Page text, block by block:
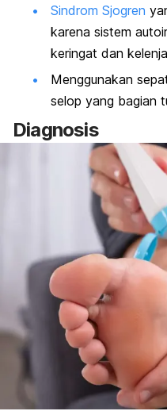
Sindrom Sjogren
karena sistem
keringat dan
Menggunakan
selop yang bagian
Diagnosis